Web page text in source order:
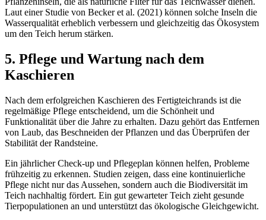
Laut einer Studie von Becker et al. (2021) können solche Inseln die
Wasserqualität erheblich verbessern und gleichzeitig das Ökosystem
um den Teich herum stärken.
5. Pflege und Wartung nach dem
Kaschieren
Nach dem erfolgreichen Kaschieren des Fertigteichrands ist die
regelmäßige Pflege entscheidend, um die Schönheit und
Funktionalität über die Jahre zu erhalten. Dazu gehört das Entfernen
von Laub, das Beschneiden der Pflanzen und das Überprüfen der
Stabilität der Randsteine.
Ein jährlicher Check-up und Pflegeplan können helfen, Probleme
frühzeitig zu erkennen. Studien zeigen, dass eine kontinuierliche
Pflege nicht nur das Aussehen, sondern auch die Biodiversität im
Teich nachhaltig fördert. Ein gut gewarteter Teich zieht gesunde
Tierpopulationen an und unterstützt das ökologische Gleichgewicht.